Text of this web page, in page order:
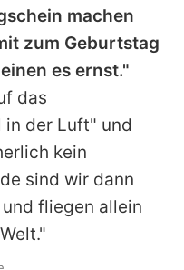
machen
zum Geburtstag
es ernst."
das
der Luft" und
kein
sind wir dann
fliegen allein